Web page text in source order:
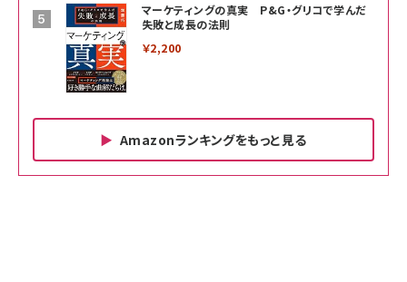
マーケティングの真実 P&G・グリコで学んだ
失敗と成長の法則
￥2,200
Amazonランキングをもっと見る